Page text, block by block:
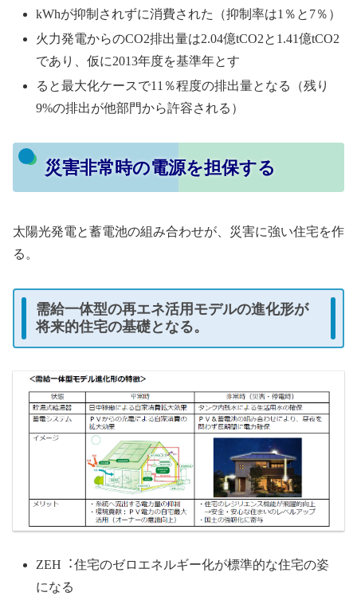
kWhが抑制されずに消費された（抑制率は1％と7％）
⽕⼒発電からのCO2排出量は2.04億tCO2と1.41億tCO2
であり、仮に2013年度を基準年とす
ると最⼤化ケースで11％程度の排出量となる（残り
9%の排出が他部⾨から許容される）
災害非常時の電源を担保する
太陽光発電と蓄電池の組み合わせが、災害に強い住宅を作
る。
需給⼀体型の再エネ活⽤モデルの進化形が
将来的住宅の基礎となる。
ZEH︓住宅のゼロエネルギー化が標準的な住宅の姿
になる